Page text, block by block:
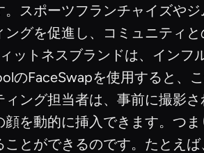
スポーツフランチャイズや
グを促進し、コミュニティと
ットネスブランドは、インフ
のFaceSwapを使用すると、
ング担当者は、事前に撮影
を動的に挿入できます。つ
とができるのです。たとえ